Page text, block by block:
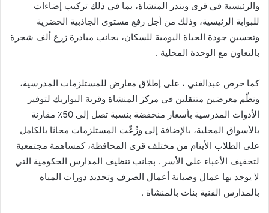
والرئيسية في قرى وبندر المنشاة، بما في ذلك تركيب إضاءات
للبوابة الرئيسية، وذلك من أجل رفع مستوى الجاذبية الحضرية
وتحسين جودة الحياة اليومية للسكان، بجانب مبادرة زرع ألف شجرة
بالتعاون مع الوحدة المحلية .
كما حرص عبدالغني ، على إطلاق معارض للمستلزمات المدرسية،
ونظّم معرضين متنقلين في مركز المنشاة وقرية البواريك لتوفير
الأدوات المدرسية بأسعار منخفضة بنسبة تصل إلى 50٪ مقارنة
بالأسواق المحلية، بالإضافة إلى وزُعّت المستلزمات مجانًا بالكامل
على الطلاب الأيتام من مختلف قرى المحافظة، كمساهمة مجتمعية
لتخفيف الأعباء على الأسر . بجانب تنظيف المدارس الحكومية التي
لا يوجد بها عمال وصيانة أعمال الصرف وتجديد دورات المياه
بالمدارس الفنية بنات بالمنشاة .